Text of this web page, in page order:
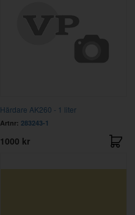
Härdare AK260 - 1 liter
Artnr: 283243-1
1000 kr